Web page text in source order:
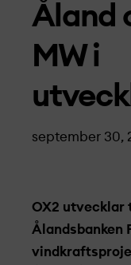
Åland
MW i
september 30,
OX2 utvecklar
Ålandsbanken